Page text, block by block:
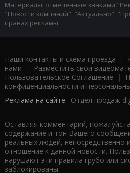
Материалы, отмеченные знаками
"Новости компаний", "Актуально",
правах рекламы.
Наши контакты и схема проезда |
нами | Разместить свои
Пользовательское Соглашение |
конфиденциальности и
Реклама на сайте: Отдел продаж
Оставляя комментарий,
содержание и тон Вашего
реальных людей,
отношение к данной новости.
нарушают эти правила грубо или
заблокированы.